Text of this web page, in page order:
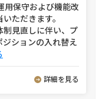
用保守および機能改
ただきます。
制見直しに伴い、プ
ションの入れ替え
詳細を見る